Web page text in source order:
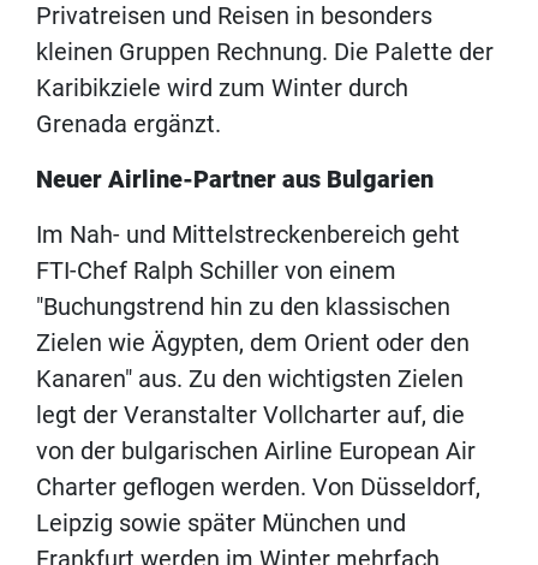
Privatreisen und Reisen in besonders
kleinen Gruppen Rechnung. Die Palette der
Karibikziele wird zum Winter durch
Grenada ergänzt.
Neuer Airline-Partner aus Bulgarien
Im Nah- und Mittelstreckenbereich geht
FTI-Chef Ralph Schiller von einem
"Buchungstrend hin zu den klassischen
Zielen wie Ägypten, dem Orient oder den
Kanaren" aus. Zu den wichtigsten Zielen
legt der Veranstalter Vollcharter auf, die
von der bulgarischen Airline European Air
Charter geflogen werden. Von Düsseldorf,
Leipzig sowie später München und
Frankfurt werden im Winter mehrfach